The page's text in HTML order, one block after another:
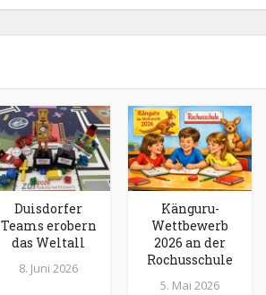
Duisdorfer
Teams erobern
das Weltall
8. Juni 2026
Känguru-
Wettbewerb
2026 an der
Rochusschule
5. Mai 2026